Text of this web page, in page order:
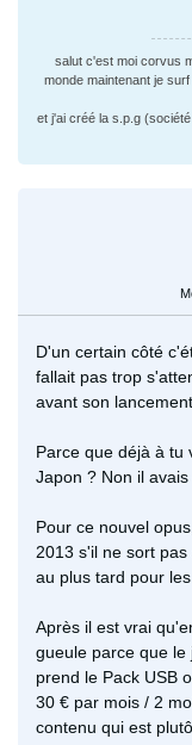
salut c'est moi corvus
monde maintenant je
et j'ai créé la s.p.g
D'un certain côté
fallait pas trop
avant son lancement.
Parce que déjà à tu
Japon ? Non il
Pour ce nouvel
2013 s'il ne sort
au plus tard pour
Après il est vrai
gueule parce que le
prend le Pack USB
30 € par mois / 2
contenu qui est